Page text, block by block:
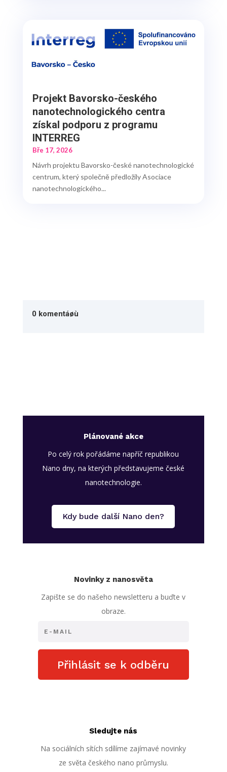
Projekt Bavorsko-českého
nanotechnologického centra
získal podporu z programu
INTERREG
Bře 17, 2026
Návrh projektu Bavorsko-české nanotechnologické
centrum, který společně předložily Asociace
nanotechnologického...
0 komentáøù
Plánované akce
Po celý rok pořádáme napříč republikou
Nano dny, na kterých představujeme české
nanotechnologie.
Kdy bude další Nano den?
Novinky z nanosvěta
Zapište se do našeho newsletteru a buďte v
obraze.
Přihlásit se k odběru
Sledujte nás
Na sociálních sítích sdílíme zajímavé novinky
ze světa českého nano průmyslu.